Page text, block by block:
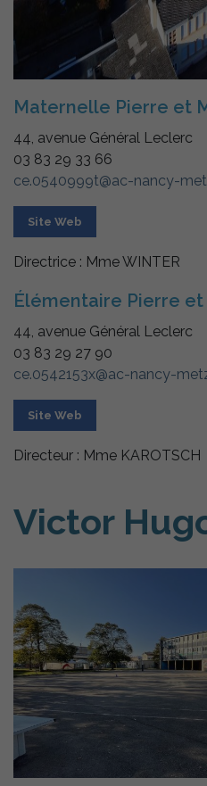
Maternelle Pierre et
44, avenue Général Leclerc
03 83 29 33 66
ce.0540999t@ac-nancy-
Site Web
Directrice : Mme WINTER
Élémentaire Pierre et
44, avenue Général Leclerc
03 83 29 27 90
ce.0542153x@ac-nancy-
Site Web
Directeur : Mme KAROTSCH
Victor